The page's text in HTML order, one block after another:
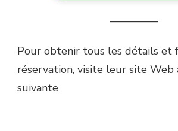
————–
Pour obtenir tous les détails et
réservation, visite leur site Web
suivante